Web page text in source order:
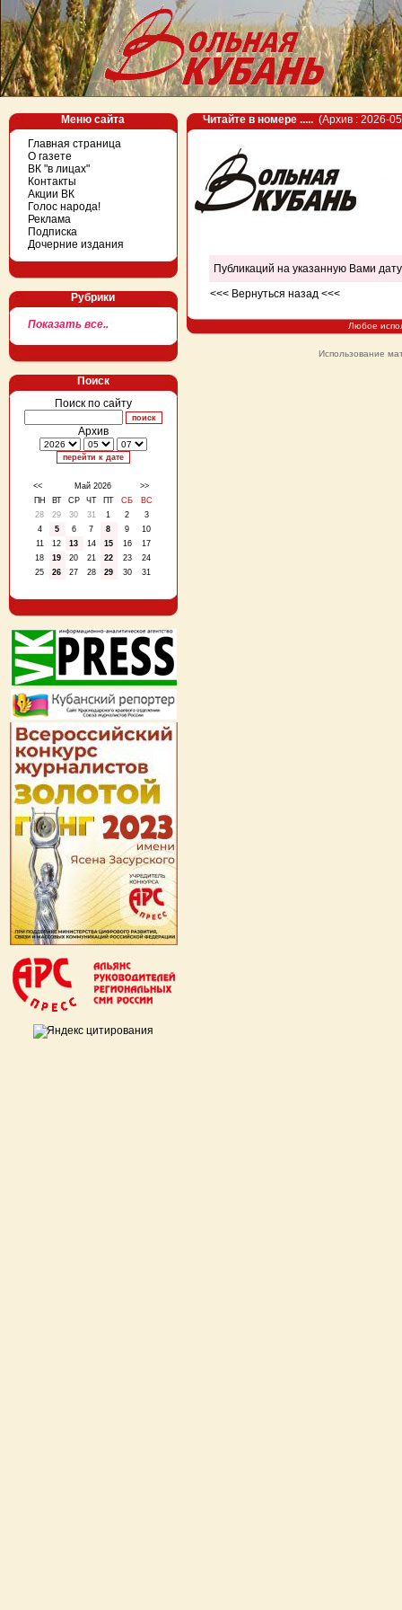
Меню сайта
Главная страница
О газете
ВК "в лицах"
Контакты
Акции ВК
Голос народа!
Реклама
Подписка
Дочерние издания
Рубрики
Показать все..
Поиск
Поиск по сайту
Архив
<< Май 2026
>>
ПН
ВТ СР ЧТ ПТ СБ
ВС
28
29 30 31 1 2
3
4
5 6 7 8 9
10
11
12 13 14 15 16
17
18
19 20 21 22 23
24
25
26 27 28 29 30 31
Читайте в номере ..... (Архив : 2026-
Публикаций на указанную Вами
<<< Вернуться назад <<<
Любое
Использование